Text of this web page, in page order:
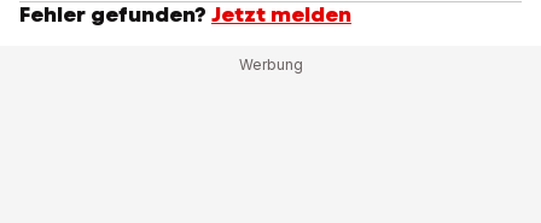
Fehler gefunden? Jetzt melden